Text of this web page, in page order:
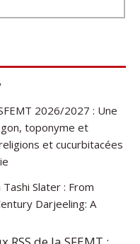
Darjeeling: A
2026/2027 : Une
toponyme et
et cucurbitacées
Darjeeling: A